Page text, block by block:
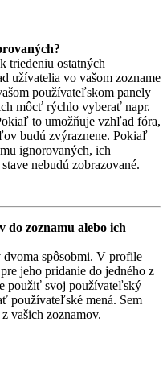
triedeniu ostatných
užívatelia vo vašom zozname
používateľskom panely
môcť rýchlo vyberať napr.
to umožňuje vzhľad fóra,
budú zvýraznene. Pokiaľ
ignorovaných, ich
nebudú zobrazované.
zoznamu alebo ich
spôsobmi. V profile
jeho pridanie do jedného z
použiť svoj používateľský
používateľské mená. Sem
vašich zoznamov.